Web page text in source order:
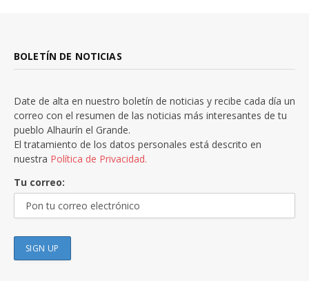
BOLETÍN DE NOTICIAS
Date de alta en nuestro boletín de noticias y recibe cada día un
correo con el resumen de las noticias más interesantes de tu
pueblo Alhaurín el Grande.
El tratamiento de los datos personales está descrito en
nuestra Política de Privacidad.
Tu correo: